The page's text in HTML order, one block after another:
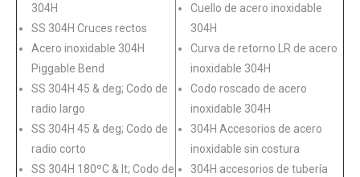
304H
SS 304H Cruces rectos
Acero inoxidable 304H
Piggable Bend
SS 304H 45 & deg; Codo de
radio largo
SS 304H 45 & deg; Codo de
radio corto
SS 304H 180ºC & lt; Codo de
Cuello de acero inoxidable
304H
Curva de retorno LR de acero
inoxidable 304H
Codo roscado de acero
inoxidable 304H
304H Accesorios de acero
inoxidable sin costura
304H accesorios de tubería